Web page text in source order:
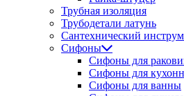
Трубная изоляция
Трубодетали латунь
Сантехнический
Сифоны
Сифоны для
Сифоны для
Сифоны для ванны